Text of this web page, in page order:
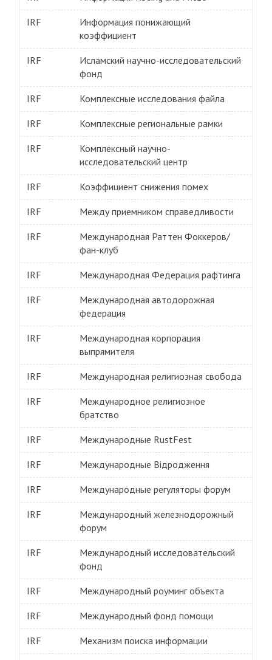
IRF
Информация понижающий
коэффициент
IRF
Исламский научно-исследовательский
фонд
IRF Комплексные исследования файла
IRF Комплексные региональные рамки
IRF
Комплексный научно-
исследовательский центр
IRF Коэффициент снижения помех
IRF Между приемником справедливости
IRF
Международная Раттен Фоккеров/
фан-клуб
IRF Международная Федерация рафтинга
IRF
Международная автодорожная
федерация
IRF
Международная корпорация
выпрямителя
IRF Международная религиозная свобода
IRF
Международное религиозное
братство
IRF Международные RustFest
IRF Международные Відродження
IRF Международные регуляторы форум
IRF
Международный железнодорожный
форум
IRF
Международный исследовательский
фонд
IRF Международный роуминг объекта
IRF Международный фонд помощи
IRF Механизм поиска информации